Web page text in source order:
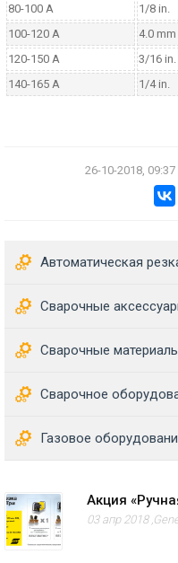
80-100 A
1/8 in.
100-120 A
4.0 mm
120-150 A
3/16 in.
140-165 A
1/4 in.
26-10-2018,
Автоматическая
Сварочные
Сварочные
Сварочное
Газовое
Акция
03 апр 2018 ,